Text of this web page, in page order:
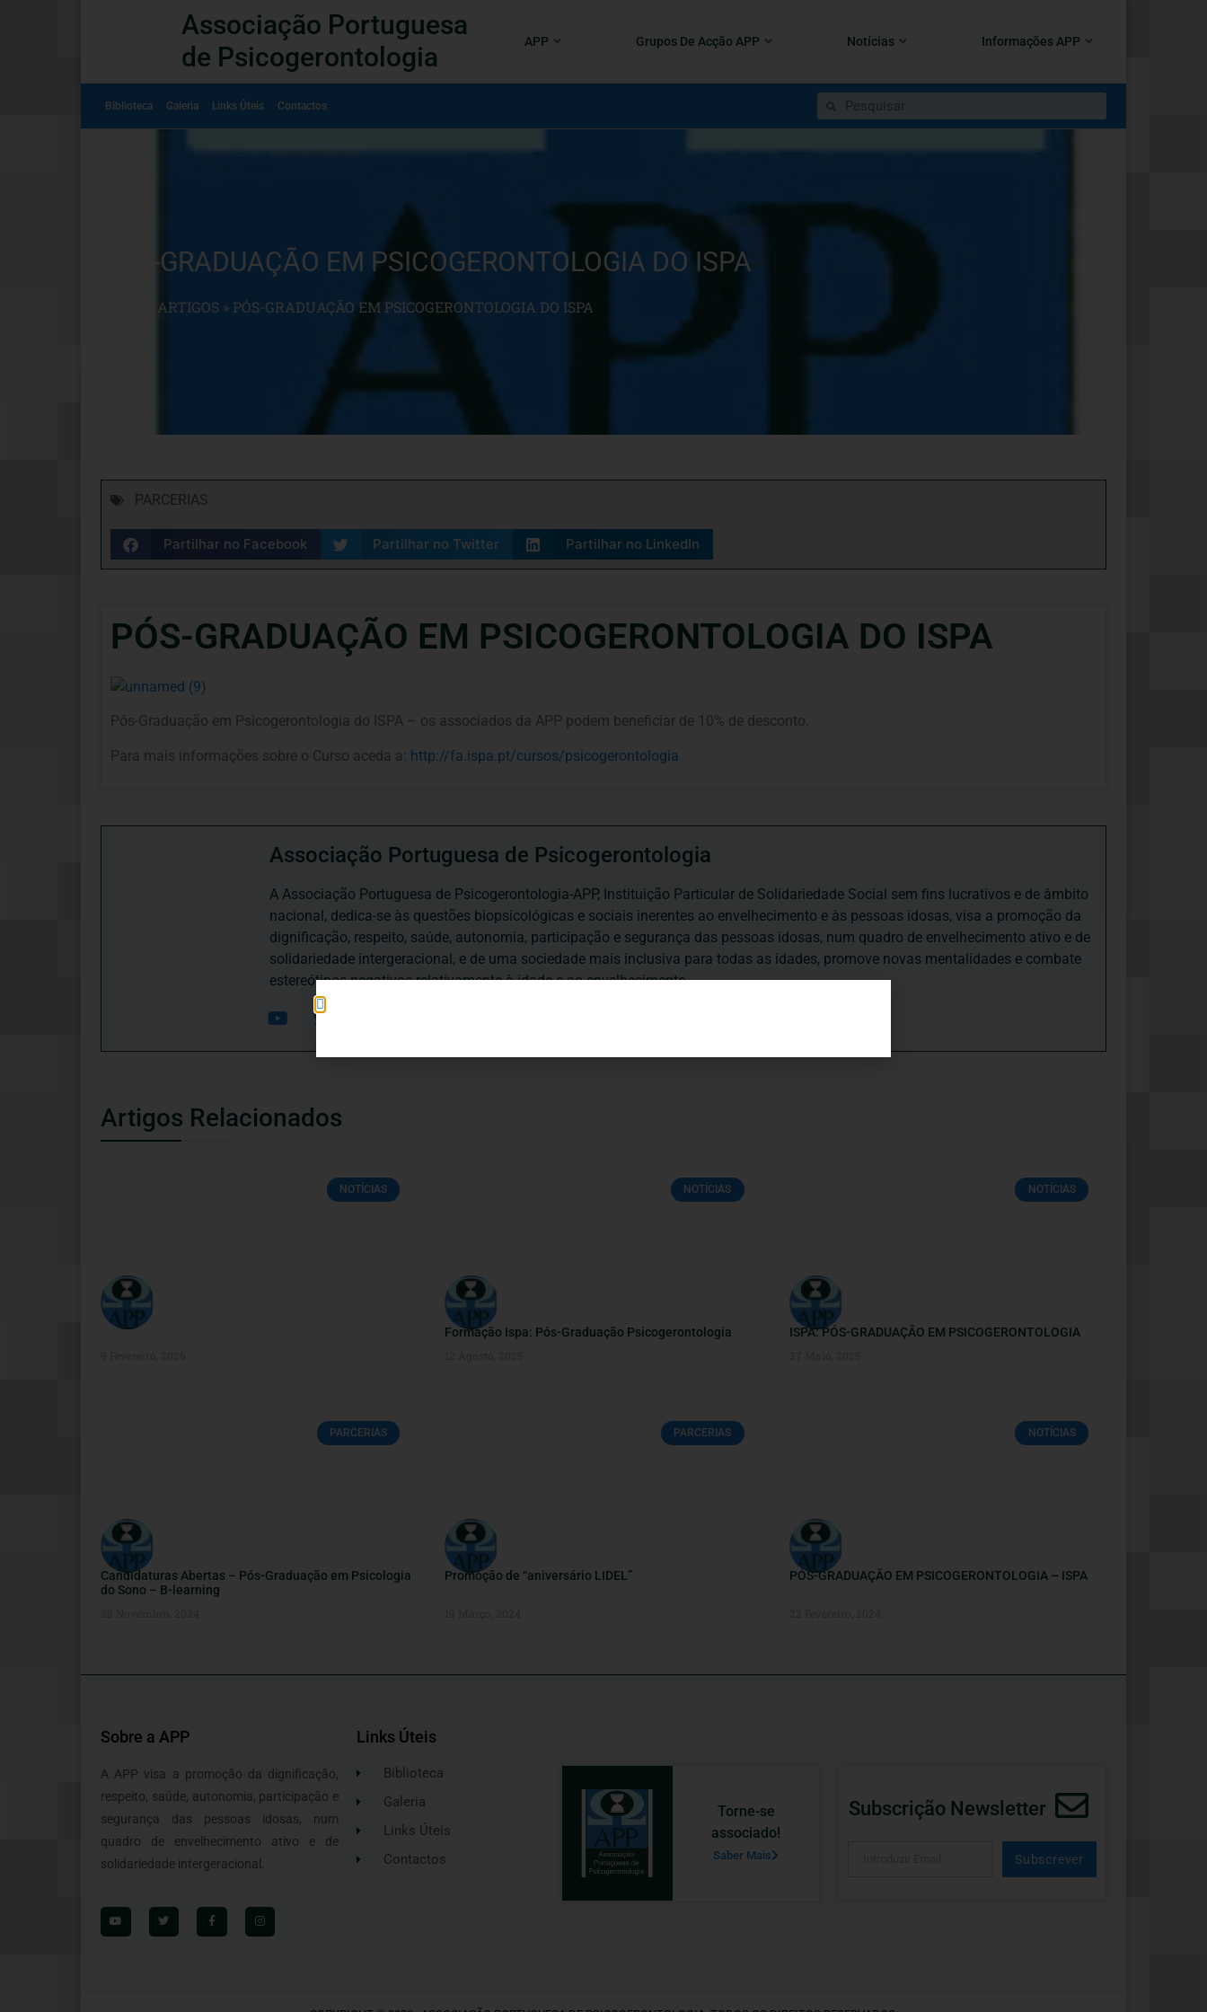
Associação Portuguesa
de Psicogerontologia
APP Grupos De Acção APP Notícias Informações APP
Biblioteca Galeria Links Úteis Contactos
PÓS-GRADUAÇÃO EM PSICOGERONTOLOGIA DO ISPA
ARTIGOS » PÓS-GRADUAÇÃO EM PSICOGERONTOLOGIA DO ISPA
PARCERIAS
Partilhar no Facebook Partilhar no Twitter Partilhar no LinkedIn
PÓS-GRADUAÇÃO EM PSICOGERONTOLOGIA DO ISPA
Pós-Graduação em Psicogerontologia do ISPA – os associados da APP podem beneficiar de 10% de desconto.
Para mais informações sobre o Curso aceda a: http://fa.ispa.pt/cursos/psicogerontologia
Associação Portuguesa de Psicogerontologia
A Associação Portuguesa de Psicogerontologia-APP, Instituição Particular de Solidariedade Social sem fins lucrativos e de âmbito
nacional, dedica-se às questões biopsicológicas e sociais inerentes ao envelhecimento e às pessoas idosas, visa a promoção da
dignificação, respeito, saúde, autonomia, participação e segurança das pessoas idosas, num quadro de envelhecimento ativo e de
solidariedade intergeracional, e de uma sociedade mais inclusiva para todas as idades, promove novas mentalidades e combate
estereótipos negativos relativamente à idade e ao envelhecimento.
Artigos Relacionados
NOTÍCIAS NOTÍCIAS
Formação Ispa: Pós-Graduação Psicogerontologia
NOTÍCIAS
ISPA: PÓS-GRADUAÇÃO EM PSICOGERONTOLOGIA
PARCERIAS
Candidaturas Abertas – Pós-Graduação em Psicologia
do Sono – B-learning
PARCERIAS
Promoção de “aniversário LIDEL”
NOTÍCIAS
PÓS-GRADUAÇÃO EM PSICOGERONTOLOGIA – ISPA
Sobre a APP
A APP visa a promoção da dignificação,
respeito, saúde, autonomia, participação e
segurança das pessoas idosas, num
quadro de envelhecimento ativo e de
solidariedade intergeracional.
Links Úteis
Biblioteca
Galeria
Links Úteis
Contactos
Torne-se
associado!
Saber Mais
Subscrição Newsletter
Subscrever